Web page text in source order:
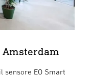
Amsterdam
EO Smart